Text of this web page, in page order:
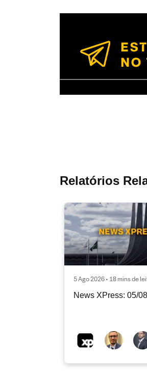
Relatórios
5 Ago 2026 • 18 mins de
News XPress: 05/